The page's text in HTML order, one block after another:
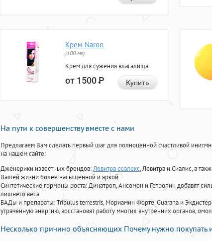
Крем Naron
(100 мг)
Крем для сужения влагалища
от 1500Р Купить
На пути к совершенству вместе с нами
Предлагаем Вам сделать первый шаг для полноценной счастливой
на нашем сайте:
Дженерики известных брендов:Левитра сеалекс, Левитра и Сиалис, а
Вашей жизни более насыщенной и яркой
Синтетические гормоны роста: Динатроп, Ансомон и Гетропин добавят
лишнего веса
БАДы и препараты:Tribulus terrestris, Мориамин Форте, Guarana и
утраченную энергию, восстановят работу многих внутренних органов,
Несколько причино объясняющих Почему нужно покупать